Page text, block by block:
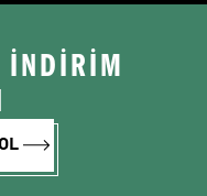
İNDİRİM